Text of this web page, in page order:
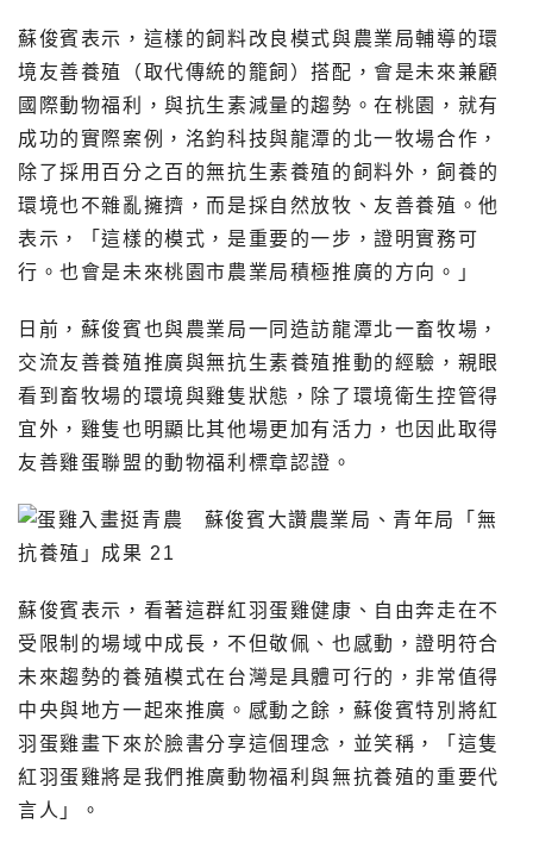
蘇俊賓表示，這樣的飼料改良模式與農業局輔導的環
境友善養殖（取代傳統的籠飼）搭配，會是未來兼顧
國際動物福利，與抗生素減量的趨勢。在桃園，就有
成功的實際案例，洺鈞科技與龍潭的北一牧場合作，
除了採用百分之百的無抗生素養殖的飼料外，飼養的
環境也不雜亂擁擠，而是採自然放牧、友善養殖。他
表示，「這樣的模式，是重要的一步，證明實務可
行。也會是未來桃園市農業局積極推廣的方向。」
日前，蘇俊賓也與農業局一同造訪龍潭北一畜牧場，
交流友善養殖推廣與無抗生素養殖推動的經驗，親眼
看到畜牧場的環境與雞隻狀態，除了環境衛生控管得
宜外，雞隻也明顯比其他場更加有活力，也因此取得
友善雞蛋聯盟的動物福利標章認證。
蘇俊賓表示，看著這群紅羽蛋雞健康、自由奔走在不
受限制的場域中成長，不但敬佩、也感動，證明符合
未來趨勢的養殖模式在台灣是具體可行的，非常值得
中央與地方一起來推廣。感動之餘，蘇俊賓特別將紅
羽蛋雞畫下來於臉書分享這個理念，並笑稱，「這隻
紅羽蛋雞將是我們推廣動物福利與無抗養殖的重要代
言人」。